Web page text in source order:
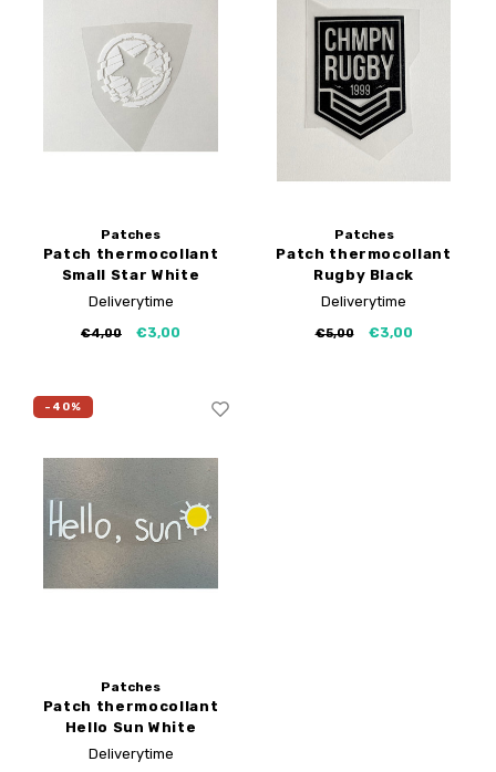
Patches
Patch thermocollant
Small Star White
Deliverytime
€4,00 €3,00
Patches
Patch thermocollant
Rugby Black
Deliverytime
€5,00 €3,00
-40%
Patches
Patch thermocollant
Hello Sun White
Deliverytime